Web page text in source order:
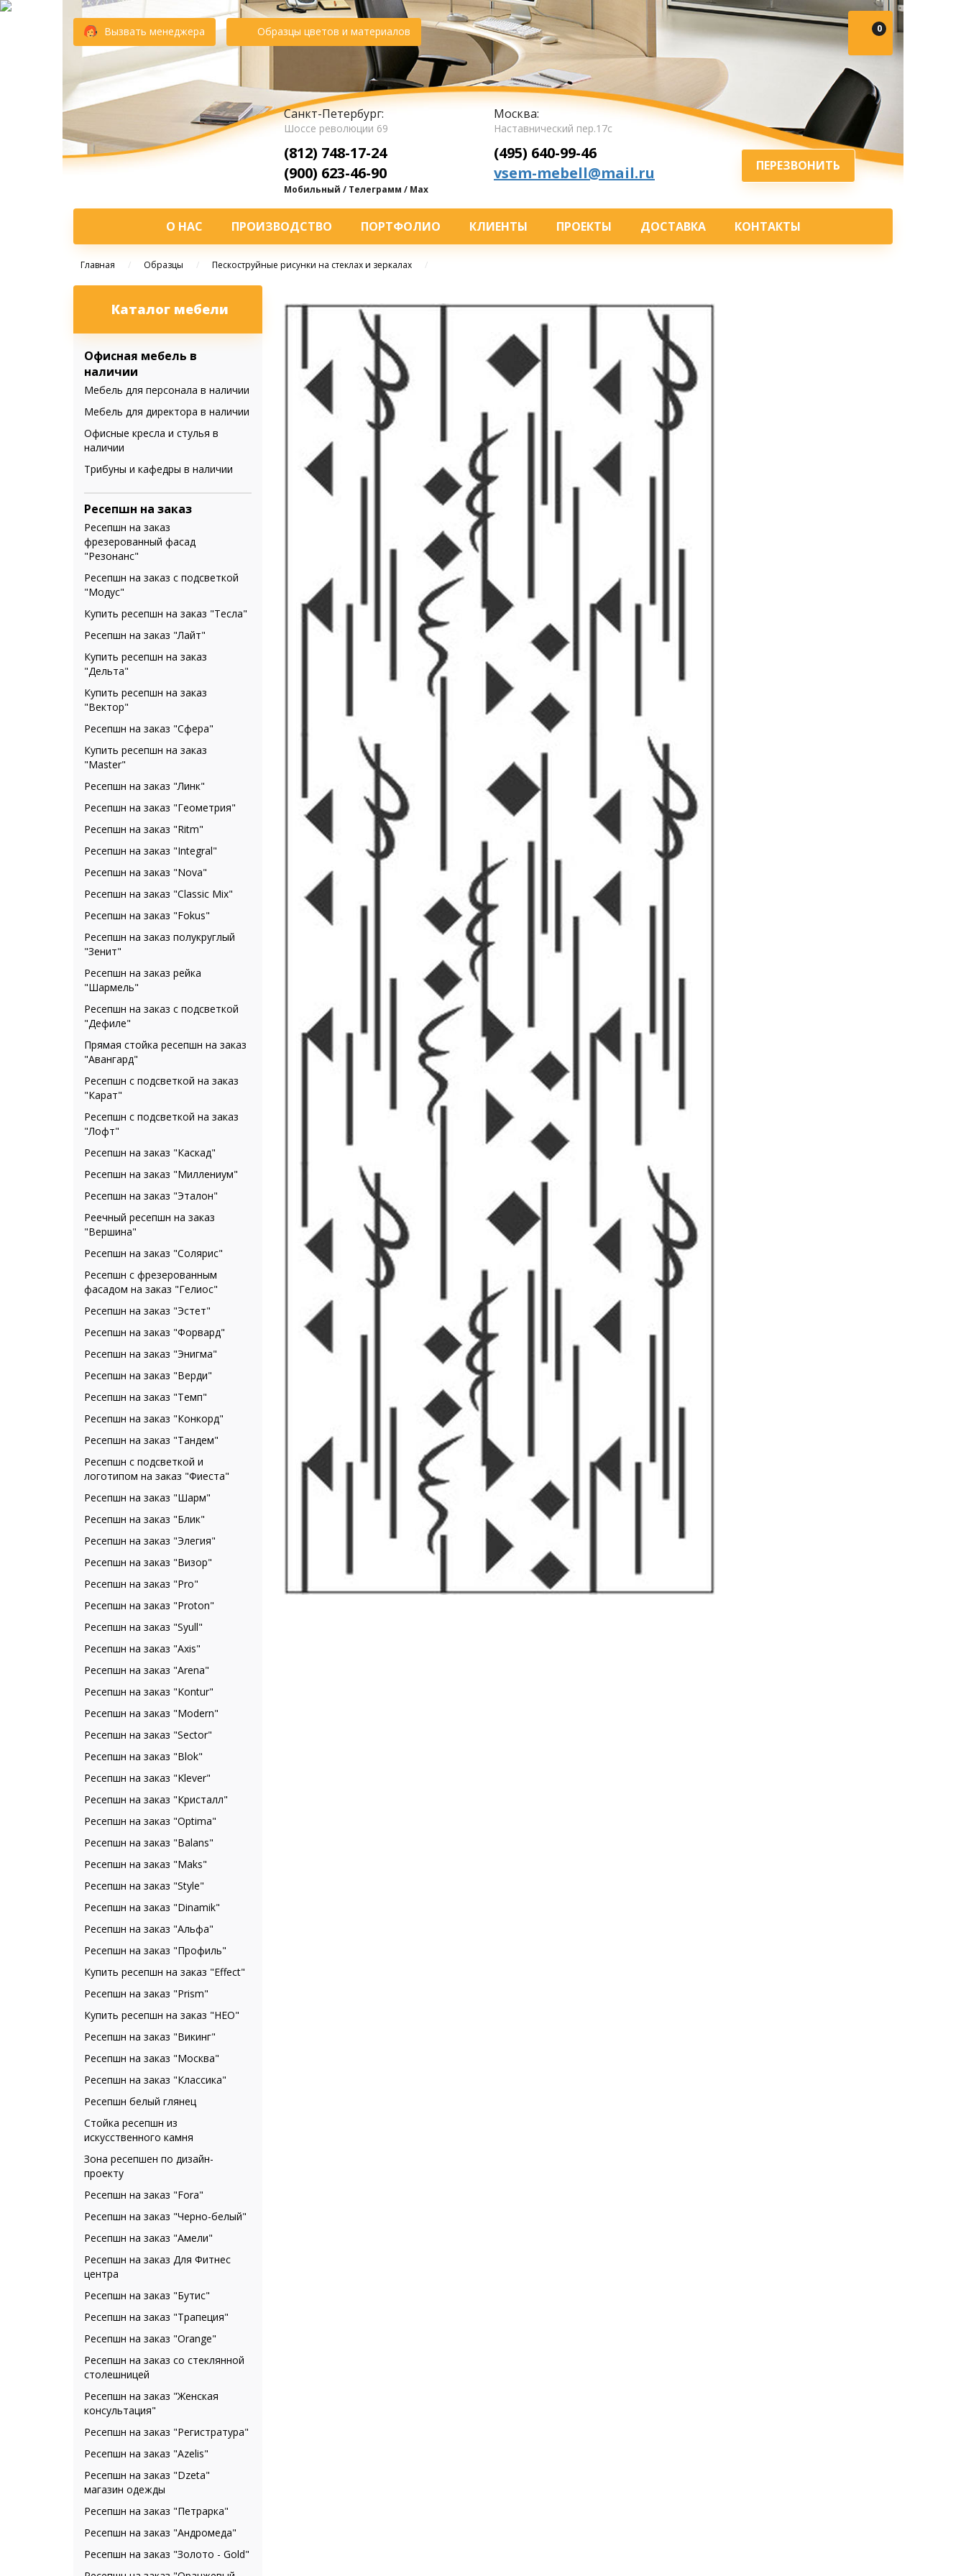
Вызвать менеджера Образцы цветов и материалов 0
Санкт-Петербург:
Шоссе революции 69
(812) 748-17-24
(900) 623-46-90
Мобильный / Телеграмм / Max
Москва:
Наставнический пер.17с
(495) 640-99-46
vsem-mebell@mail.ru
ПЕРЕЗВОНИТЬ
О НАС ПРОИЗВОДСТВО ПОРТФОЛИО КЛИЕНТЫ ПРОЕКТЫ ДОСТАВКА КОНТАКТЫ
Главная / Образцы / Пескоструйные рисунки на стеклах и зеркалах /
Каталог мебели
Офисная мебель в
наличии
Мебель для персонала в наличии
Мебель для директора в наличии
Офисные кресла и стулья в
наличии
Трибуны и кафедры в наличии
Ресепшн на заказ
Ресепшн на заказ
фрезерованный фасад
"Резонанс"
Ресепшн на заказ с подсветкой
"Модус"
Купить ресепшн на заказ "Тесла"
Ресепшн на заказ "Лайт"
Купить ресепшн на заказ
"Дельта"
Купить ресепшн на заказ
"Вектор"
Ресепшн на заказ "Сфера"
Купить ресепшн на заказ
"Master"
Ресепшн на заказ "Линк"
Ресепшн на заказ "Геометрия"
Ресепшн на заказ "Ritm"
Ресепшн на заказ "Integral"
Ресепшн на заказ "Nova"
Ресепшн на заказ "Classic Mix"
Ресепшн на заказ "Fokus"
Ресепшн на заказ полукруглый
"Зенит"
Ресепшн на заказ рейка
"Шармель"
Ресепшн на заказ с подсветкой
"Дефиле"
Прямая стойка ресепшн на заказ
"Авангард"
Ресепшн с подсветкой на заказ
"Карат"
Ресепшн с подсветкой на заказ
"Лофт"
Ресепшн на заказ "Каскад"
Ресепшн на заказ "Миллениум"
Ресепшн на заказ "Эталон"
Реечный ресепшн на заказ
"Вершина"
Ресепшн на заказ "Солярис"
Ресепшн с фрезерованным
фасадом на заказ "Гелиос"
Ресепшн на заказ "Эстет"
Ресепшн на заказ "Форвард"
Ресепшн на заказ "Энигма"
Ресепшн на заказ "Верди"
Ресепшн на заказ "Темп"
Ресепшн на заказ "Конкорд"
Ресепшн на заказ "Тандем"
Ресепшн с подсветкой и
логотипом на заказ "Фиеста"
Ресепшн на заказ "Шарм"
Ресепшн на заказ "Блик"
Ресепшн на заказ "Элегия"
Ресепшн на заказ "Визор"
Ресепшн на заказ "Pro"
Ресепшн на заказ "Proton"
Ресепшн на заказ "Syull"
Ресепшн на заказ "Axis"
Ресепшн на заказ "Arena"
Ресепшн на заказ "Kontur"
Ресепшн на заказ "Modern"
Ресепшн на заказ "Sector"
Ресепшн на заказ "Blok"
Ресепшн на заказ "Klever"
Ресепшн на заказ "Кристалл"
Ресепшн на заказ "Optima"
Ресепшн на заказ "Balans"
Ресепшн на заказ "Maks"
Ресепшн на заказ "Style"
Ресепшн на заказ "Dinamik"
Ресепшн на заказ "Альфа"
Ресепшн на заказ "Профиль"
Купить ресепшн на заказ "Effect"
Ресепшн на заказ "Prism"
Купить ресепшн на заказ "НЕО"
Ресепшн на заказ "Викинг"
Ресепшн на заказ "Москва"
Ресепшн на заказ "Классика"
Ресепшн белый глянец
Стойка ресепшн из
искусственного камня
Зона ресепшен по дизайн-
проекту
Ресепшн на заказ "Fora"
Ресепшн на заказ "Черно-белый"
Ресепшн на заказ "Амели"
Ресепшн на заказ Для Фитнес
центра
Ресепшн на заказ "Бутис"
Ресепшн на заказ "Трапеция"
Ресепшн на заказ "Orange"
Ресепшн на заказ со стеклянной
столешницей
Ресепшн на заказ "Женская
консультация"
Ресепшн на заказ "Регистратура"
Ресепшн на заказ "Azelis"
Ресепшн на заказ "Dzeta"
магазин одежды
Ресепшн на заказ "Петрарка"
Ресепшн на заказ "Андромеда"
Ресепшн на заказ "Золото - Gold"